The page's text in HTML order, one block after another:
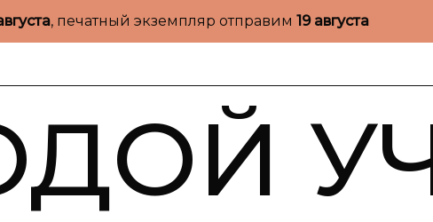
, печатный экземпляр отправим 19 августа